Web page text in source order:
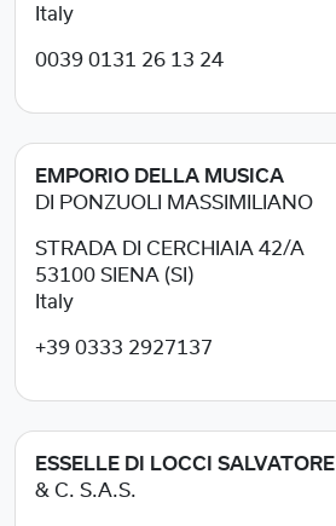
Italy
0039 0131 26 13 24
EMPORIO DELLA MUSICA
DI PONZUOLI MASSIMILIANO
STRADA DI CERCHIAIA 42/A
53100 SIENA (SI)
Italy
+39 0333 2927137
ESSELLE DI LOCCI SALVATORE
& C. S.A.S.